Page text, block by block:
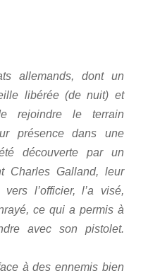
allemands, dont un
libérée (de nuit) et
rejoindre le terrain
présence dans une
découverte par un
Charles Galland, leur
l’officier, l’a visé,
ce qui a permis à
avec son pistolet.
à des ennemis bien